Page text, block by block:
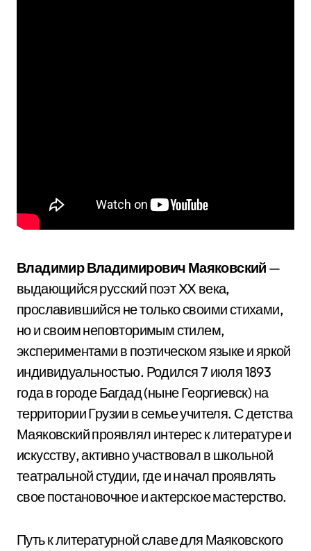
Владимир Владимирович Маяковский —
выдающийся русский поэт XX века,
прославившийся не только своими стихами,
но и своим неповторимым стилем,
экспериментами в поэтическом языке и яркой
индивидуальностью. Родился 7 июля 1893
года в городе Багдад (ныне Георгиевск) на
территории Грузии в семье учителя. С детства
Маяковский проявлял интерес к литературе и
искусству, активно участвовал в школьной
театральной студии, где и начал проявлять
свое постановочное и актерское мастерство.
Путь к литературной славе для Маяковского